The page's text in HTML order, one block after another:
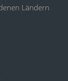
Ländern